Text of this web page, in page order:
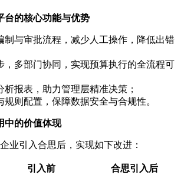
台的核心功能与优势
制与审批流程，减少人工操作，降低出错
，多部门协同，实现预算执行的全流程可
析报表，助力管理层精准决策；
规则配置，保障数据安全与合规性。
中的价值体现
业引入合思后，实现如下改进：
引入前 合思引入后